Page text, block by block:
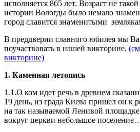
исполняется 865 лет. Возраст не
истории Вологды было немало
город славится знаменитыми
В преддверии славного юбилея мы
поучаствовать в нашей викторине.
викторине)
1. Каменная летопись
1.1.О ком идет речь в древнем
19 день, из града Киева пришел он к
на так называемой Ленивой
вокруг церкви небольшое